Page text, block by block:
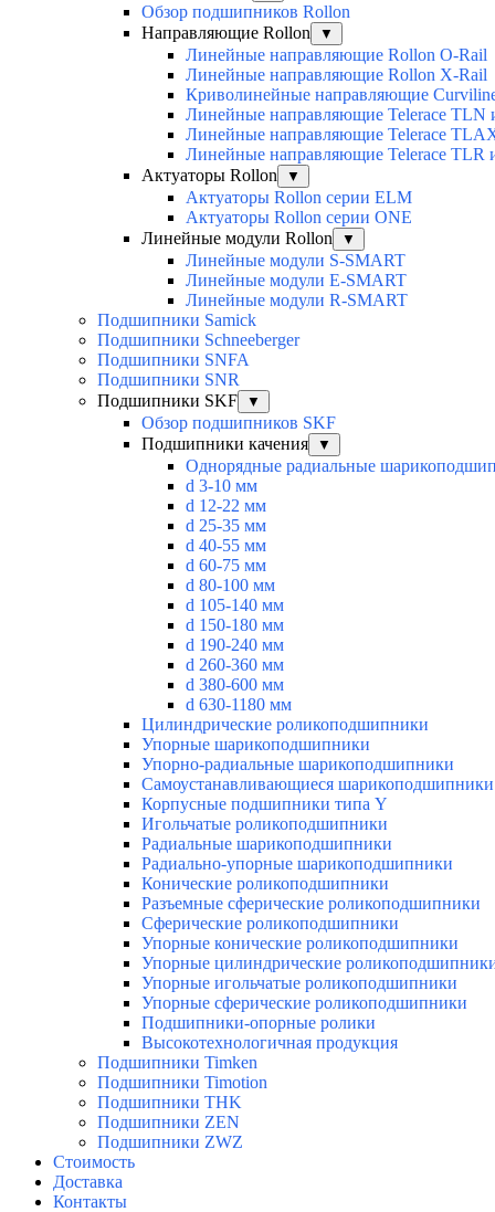
Обзор подшипников Rollon
Направляющие Rollon
▼
Линейные направляющие Rollon O-Rail
Линейные направляющие Rollon X-Rail
Криволинейные направляющие
Линейные направляющие Telerace TLN
Линейные направляющие Telerace
Линейные направляющие Telerace TLR
Актуаторы Rollon
▼
Актуаторы Rollon серии ELM
Актуаторы Rollon серии ONE
Линейные модули Rollon
▼
Линейные модули S-SMART
Линейные модули E-SMART
Линейные модули R-SMART
Подшипники Samick
Подшипники Schneeberger
Подшипники SNFA
Подшипники SNR
Подшипники SKF
▼
Обзор подшипников SKF
Подшипники качения
▼
Однорядные радиальные
d 3-10 мм
d 12-22 мм
d 25-35 мм
d 40-55 мм
d 60-75 мм
d 80-100 мм
d 105-140 мм
d 150-180 мм
d 190-240 мм
d 260-360 мм
d 380-600 мм
d 630-1180 мм
Цилиндрические роликоподшипники
Упорные шарикоподшипники
Упорно-радиальные шарикоподшипники
Самоустанавливающиеся шарикоподшипники
Корпусные подшипники типа Y
Игольчатые роликоподшипники
Радиальные шарикоподшипники
Радиально-упорные шарикоподшипники
Конические роликоподшипники
Разъемные сферические роликоподшипники
Сферические роликоподшипники
Упорные конические роликоподшипники
Упорные цилиндрические
Упорные игольчатые роликоподшипники
Упорные сферические роликоподшипники
Подшипники-опорные ролики
Высокотехнологичная продукция
Подшипники Timken
Подшипники Timotion
Подшипники THK
Подшипники ZEN
Подшипники ZWZ
Стоимость
Доставка
Контакты